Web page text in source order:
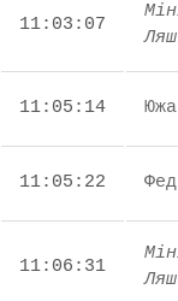
11:03:07
11:05:14
11:05:22
11:06:31